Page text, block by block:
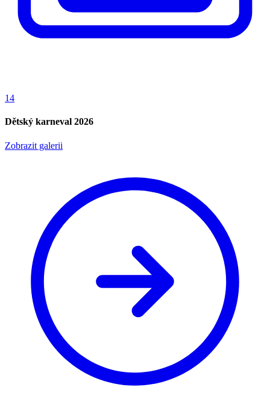
14
Dětský karneval 2026
Zobrazit galerii